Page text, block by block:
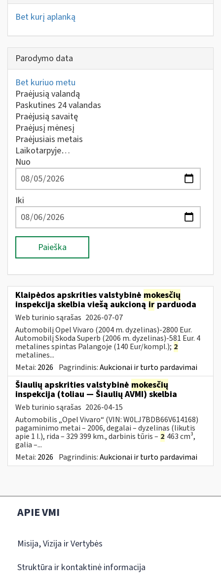
Bet kurį aplanką
Parodymo data
Bet kuriuo metu
Praėjusią valandą
Paskutines 24 valandas
Praėjusią savaitę
Praėjusį mėnesį
Praėjusiais metais
Laikotarpyje…
Nuo
Iki
Paieška
Klaipėdos apskrities valstybinė mokesčių
inspekcija skelbia viešą aukcionąirparduoda
Web turinio sąrašas 2026-07-07
Automobilį Opel Vivaro (2004 m. dyzelinas)-2800 Eur.
Automobilį Skoda Superb (2006 m. dyzelinas)-581 Eur. 4
metalines spintas Palangoje (140 Eur/kompl.); 2
metalines...
Metai: 2026 Pagrindinis:Aukcionai ir turto pardavimai
Šiaulių apskrities valstybinė mokesčių
inspekcija (toliau — Šiaulių AVMI) skelbia
Web turinio sąrašas 2026-04-15
Automobilis „Opel Vivaro“ (VIN: W0LJ7BDB66V614168)
pagaminimo metai – 2006, degalai – dyzelinas (likutis
apie 1 l.), rida – 329 399 km., darbinis tūris – 2 463 cm³,
galia –...
Metai: 2026 Pagrindinis:Aukcionai ir turto pardavimai
APIE VMI
Misija, Vizija ir Vertybės
Struktūra ir kontaktinė informacija